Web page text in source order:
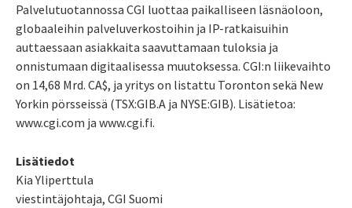
Palvelutuotannossa CGI luottaa paikalliseen läsnäoloon,
globaaleihin palveluverkostoihin ja IP-ratkaisuihin
auttaessaan asiakkaita saavuttamaan tuloksia ja
onnistumaan digitaalisessa muutoksessa. CGI:n liikevaihto
on 14,68 Mrd. CA$, ja yritys on listattu Toronton sekä New
Yorkin pörsseissä (TSX:GIB.A ja NYSE:GIB). Lisätietoa:
www.cgi.com ja www.cgi.fi.
Lisätiedot
Kia Yliperttula
viestintäjohtaja, CGI Suomi